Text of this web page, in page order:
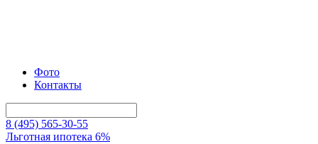
Фото
Контакты
8 (495) 565-30-55
Льготная ипотека 6%